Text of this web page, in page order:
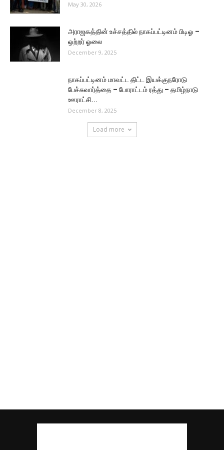
May 30, 2026
அராஜகத்தின் உச்சத்தில் நாகப்பட்டினம் பிடிஓ –
ஒற்றர் ஓலை
December 9, 2025
நாகப்பட்டினம் மாவட்ட திட்ட இயக்குநரோடு
பேச்சுவார்த்தை – போராட்டம் ரத்து – தமிழ்நாடு
ஊராட்சி...
December 8, 2025
Load more